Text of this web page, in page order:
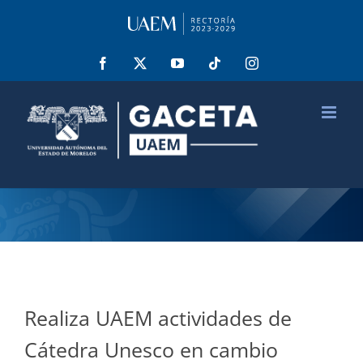
Facebook YouTube Tiktok Instagram
Realiza UAEM actividades de
Cátedra Unesco en cambio